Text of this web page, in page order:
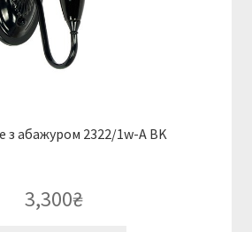
з абажуром 2322/1w-A BK
3,300₴